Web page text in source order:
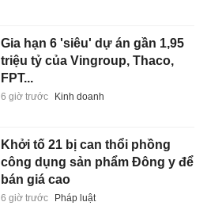
Gia hạn 6 'siêu' dự án gần 1,95
triệu tỷ của Vingroup, Thaco,
FPT...
6 giờ trước Kinh doanh
Khởi tố 21 bị can thổi phồng
công dụng sản phẩm Đông y để
bán giá cao
6 giờ trước Pháp luật